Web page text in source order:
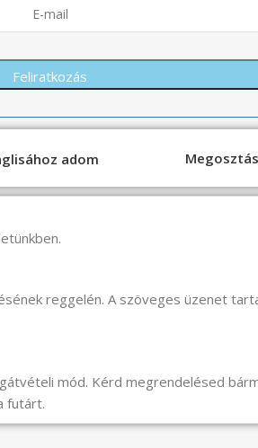
adom
reggelén. A szöveges üzenet
mód. Kérd megrendelésed
futárt.